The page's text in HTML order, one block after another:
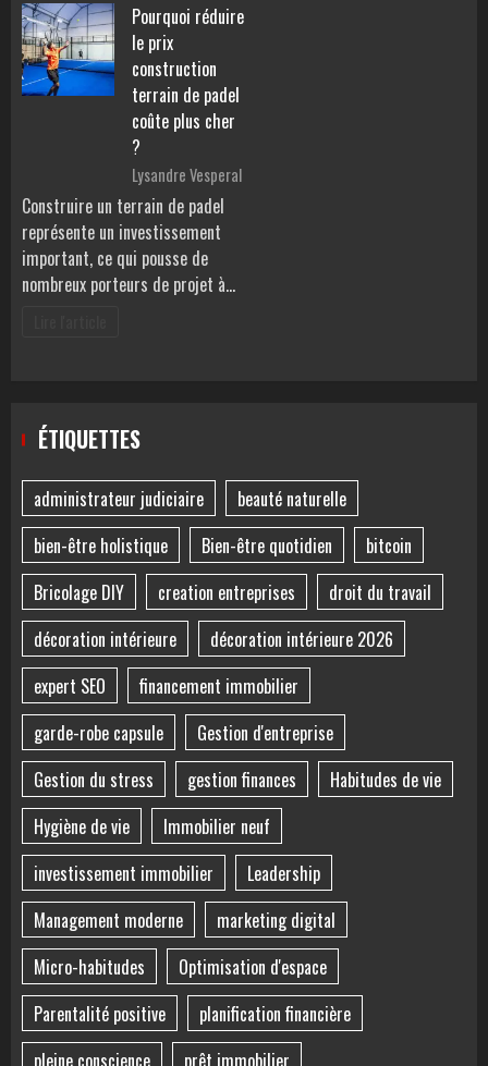
Pourquoi réduire
le prix
construction
terrain de padel
coûte plus cher
?
Lysandre Vesperal
Construire un terrain de padel
représente un investissement
important, ce qui pousse de
nombreux porteurs de projet à…
ÉTIQUETTES
administrateur judiciaire
beauté naturelle
bien-être holistique
Bien-être quotidien
bitcoin
Bricolage DIY
creation entreprises
droit du travail
décoration intérieure
décoration intérieure 2026
expert SEO
financement immobilier
garde-robe capsule
Gestion d'entreprise
Gestion du stress
gestion finances
Habitudes de vie
Hygiène de vie
Immobilier neuf
investissement immobilier
Leadership
Management moderne
marketing digital
Micro-habitudes
Optimisation d'espace
Parentalité positive
planification financière
pleine conscience
prêt immobilier